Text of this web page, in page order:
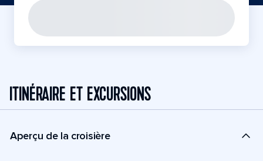
ITINÉRAIRE ET EXCURSIONS
Aperçu de la croisière